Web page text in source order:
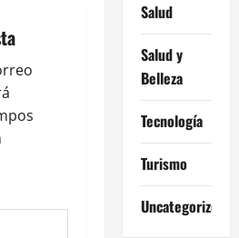
Salud
Salud y
Belleza
Tecnología
Turismo
Uncategorized